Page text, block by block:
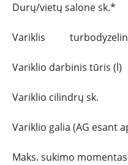
Durų/vietų salone
Variklis
Variklio darbinis tūris
Variklio cilindrų
Variklio galia (AG
Maks. sukimo